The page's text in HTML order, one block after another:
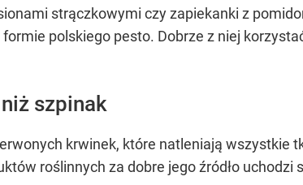
strączkowymi czy zapiekanki z
polskiego pesto. Dobrze z niej
szpinak
krwinek, które natleniają wszystkie
roślinnych za dobre jego źródło